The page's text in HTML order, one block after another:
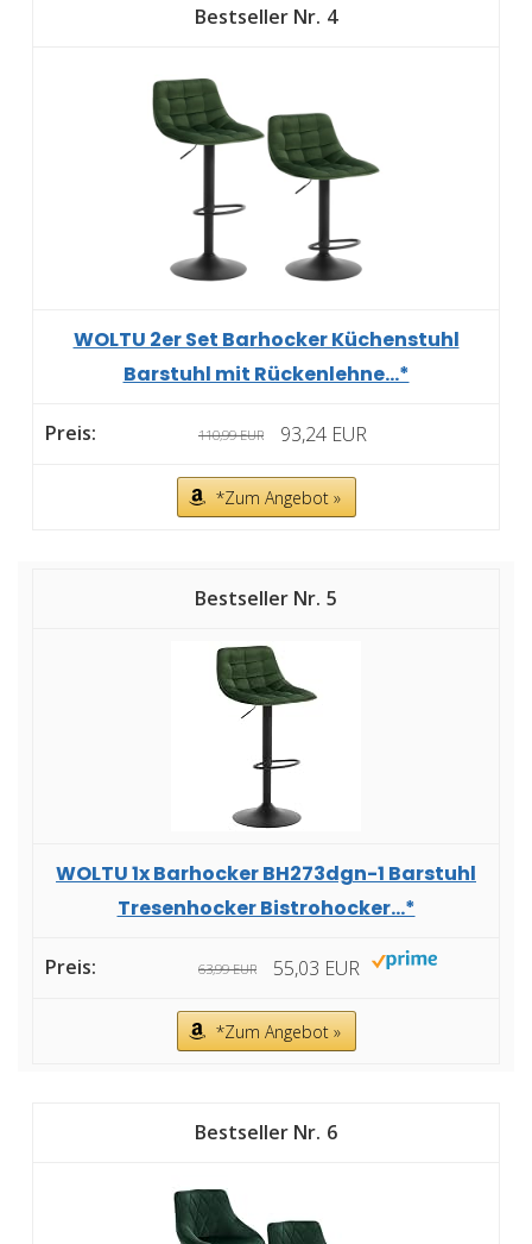
4
WOLTU 2er Set Barhocker Küchenstuhl
Barstuhl mit Rückenlehne...*
110,99 EUR 93,24 EUR
*Zum Angebot »
5
WOLTU 1x Barhocker BH273dgn-1 Barstuhl
Tresenhocker Bistrohocker...*
63,99 EUR 55,03 EUR
*Zum Angebot »
6